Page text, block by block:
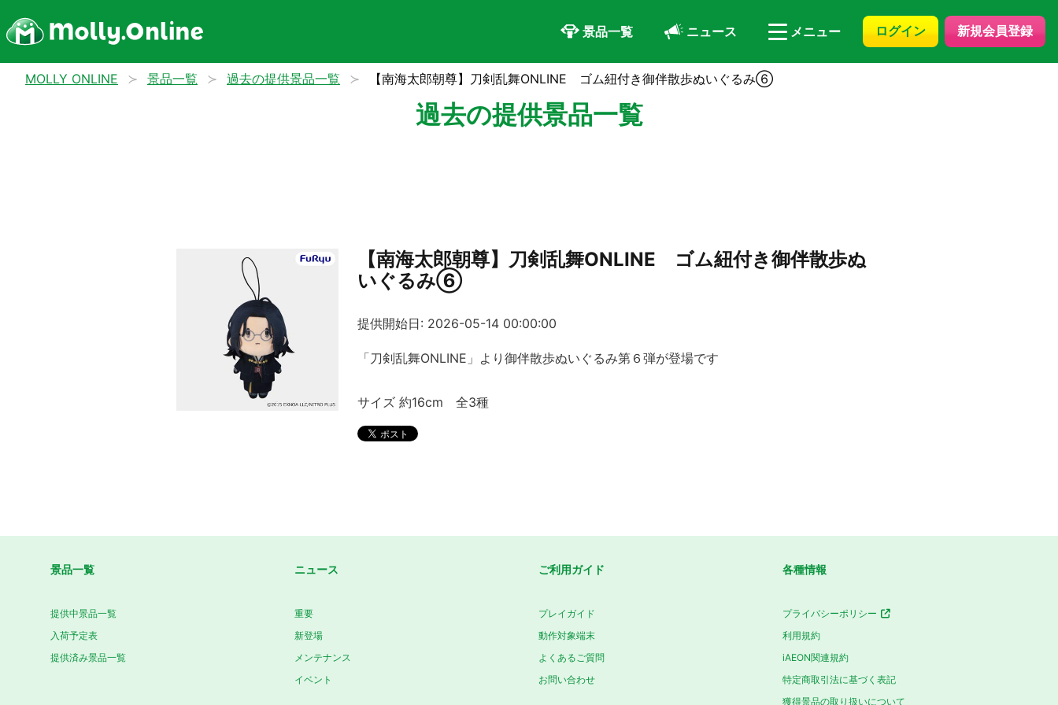
景品一覧 ニュース メニュー ログイン 新規会員登録
MOLLY ONLINE 景品一覧 過去の提供景品一覧 【南海太郎朝尊】刀剣乱舞ONLINE ゴム紐付き御伴散歩ぬいぐるみ⑥
過去の提供景品一覧
【南海太郎朝尊】刀剣乱舞ONLINE ゴム紐付き御伴散歩ぬ
いぐるみ⑥
提供開始日: 2026-05-14 00:00:00
「刀剣乱舞ONLINE」より御伴散歩ぬいぐるみ第６弾が登場です
サイズ 約16cm 全3種
景品一覧
提供中景品一覧
入荷予定表
提供済み景品一覧
ニュース
重要
新登場
メンテナンス
イベント
ご利用ガイド
プレイガイド
動作対象端末
よくあるご質問
お問い合わせ
各種情報
プライバシーポリシー
利用規約
iAEON関連規約
特定商取引法に基づく表記
獲得景品の取り扱いについて